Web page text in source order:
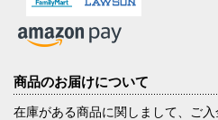
商品のお届けについて
在庫がある商品に関しまして、ご